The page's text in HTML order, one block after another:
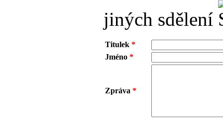
jiných sdělení
Titulek *
Jméno *
Zpráva *